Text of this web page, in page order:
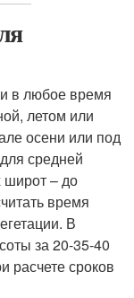
в любое время
летом или
осени или под
средней
широт – до
время
В
за 20-35-40
расчете сроков